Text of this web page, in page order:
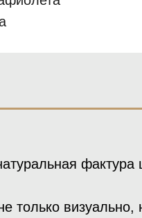
только визуально,